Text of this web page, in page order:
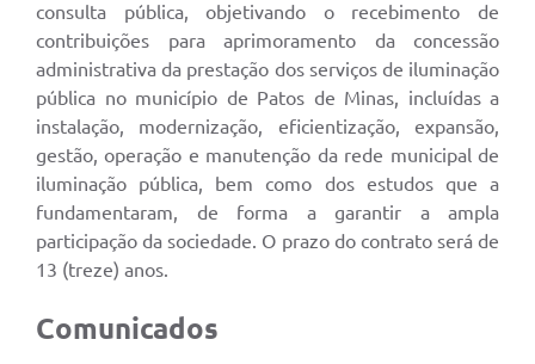
consulta pública, objetivando o recebimento de
contribuições para aprimoramento da concessão
administrativa da prestação dos serviços de iluminação
pública no município de Patos de Minas, incluídas a
instalação, modernização, eficientização, expansão,
gestão, operação e manutenção da rede municipal de
iluminação pública, bem como dos estudos que a
fundamentaram, de forma a garantir a ampla
participação da sociedade. O prazo do contrato será de
13 (treze) anos.
Comunicados